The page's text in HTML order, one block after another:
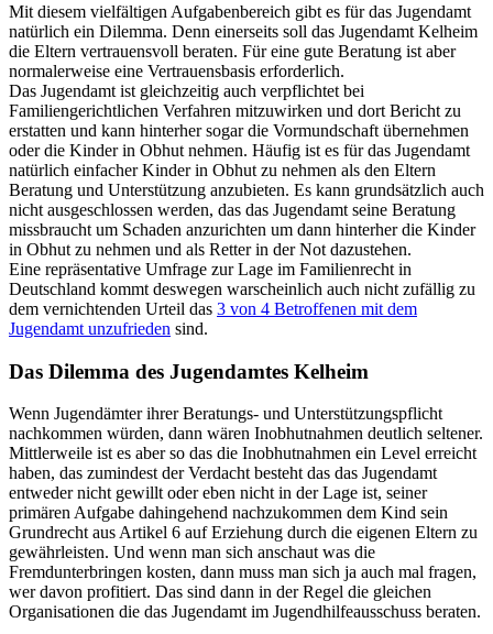
Mit diesem vielfältigen Aufgabenbereich gibt es für das Jugendamt
natürlich ein Dilemma. Denn einerseits soll das Jugendamt Kelheim
die Eltern vertrauensvoll beraten. Für eine gute Beratung ist aber
normalerweise eine Vertrauensbasis erforderlich.
Das Jugendamt ist gleichzeitig auch verpflichtet bei
Familiengerichtlichen Verfahren mitzuwirken und dort Bericht zu
erstatten und kann hinterher sogar die Vormundschaft übernehmen
oder die Kinder in Obhut nehmen. Häufig ist es für das Jugendamt
natürlich einfacher Kinder in Obhut zu nehmen als den Eltern
Beratung und Unterstützung anzubieten. Es kann grundsätzlich auch
nicht ausgeschlossen werden, das das Jugendamt seine Beratung
missbraucht um Schaden anzurichten um dann hinterher die Kinder
in Obhut zu nehmen und als Retter in der Not dazustehen.
Eine repräsentative Umfrage zur Lage im Familienrecht in
Deutschland kommt deswegen warscheinlich auch nicht zufällig zu
dem vernichtenden Urteil das 3 von 4 Betroffenen mit dem
Jugendamt unzufrieden sind.
Das Dilemma des Jugendamtes Kelheim
Wenn Jugendämter ihrer Beratungs- und Unterstützungspflicht
nachkommen würden, dann wären Inobhutnahmen deutlich seltener.
Mittlerweile ist es aber so das die Inobhutnahmen ein Level erreicht
haben, das zumindest der Verdacht besteht das das Jugendamt
entweder nicht gewillt oder eben nicht in der Lage ist, seiner
primären Aufgabe dahingehend nachzukommen dem Kind sein
Grundrecht aus Artikel 6 auf Erziehung durch die eigenen Eltern zu
gewährleisten. Und wenn man sich anschaut was die
Fremdunterbringen kosten, dann muss man sich ja auch mal fragen,
wer davon profitiert. Das sind dann in der Regel die gleichen
Organisationen die das Jugendamt im Jugendhilfeausschuss beraten.